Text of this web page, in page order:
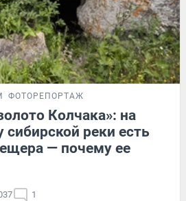
ФОТОРЕПОРТАЖ
Колчака»: на
сибирской реки есть
— почему ее
1